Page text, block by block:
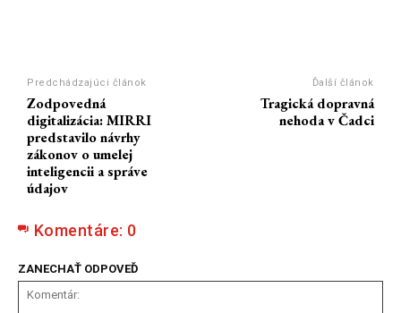
Predchádzajúci článok
Zodpovedná
digitalizácia: MIRRI
predstavilo návrhy
zákonov o umelej
inteligencii a správe
údajov
Ďalší článok
Tragická dopravná
nehoda v Čadci
Komentáre: 0
ZANECHAŤ ODPOVEĎ